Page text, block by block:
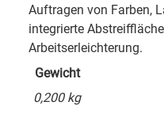
Auftragen von Farben,
integrierte
Arbeitserleichterung.
Gewicht
0,200 kg